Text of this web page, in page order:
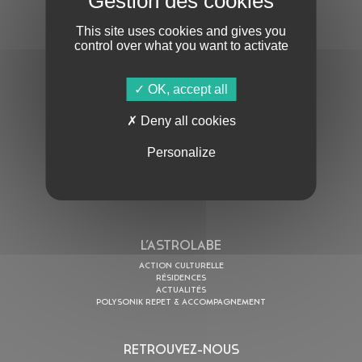
L’ASTROLABE
ACTION CULTURELLE
RÉSIDENCES
ACTUALITÉS
POLYSONIK REPET & ACCOMPAGNEMENT
RETROUVEZ-NOUS
This site uses cookies and gives you
control over what you want to activate
OK, accept all
Deny all cookies
Personalize